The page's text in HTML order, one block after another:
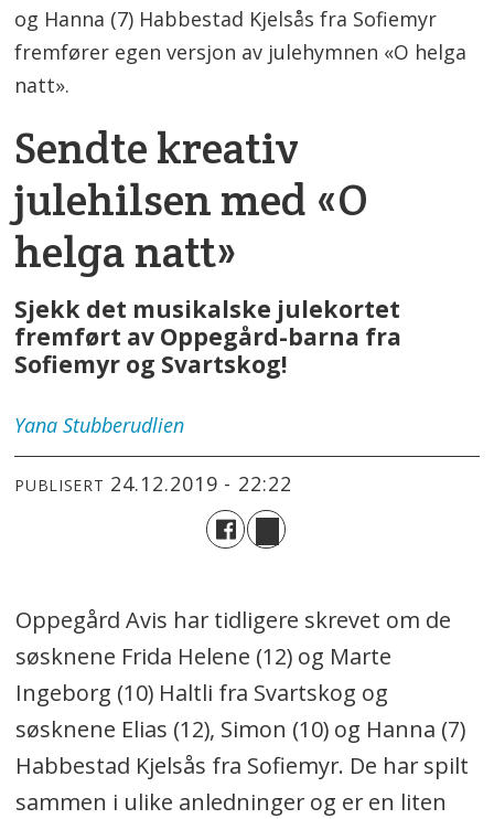
og Hanna (7) Habbestad Kjelsås fra Sofiemyr
fremfører egen versjon av julehymnen «O helga
natt».
Sendte kreativ
julehilsen med «O
helga natt»
Sjekk det musikalske julekortet
fremført av Oppegård-barna fra
Sofiemyr og Svartskog!
Yana Stubberudlien
PUBLISERT 24.12.2019 - 22:22
Oppegård Avis har tidligere skrevet om de
søsknene Frida Helene (12) og Marte
Ingeborg (10) Haltli fra Svartskog og
søsknene Elias (12), Simon (10) og Hanna (7)
Habbestad Kjelsås fra Sofiemyr. De har spilt
sammen i ulike anledninger og er en liten